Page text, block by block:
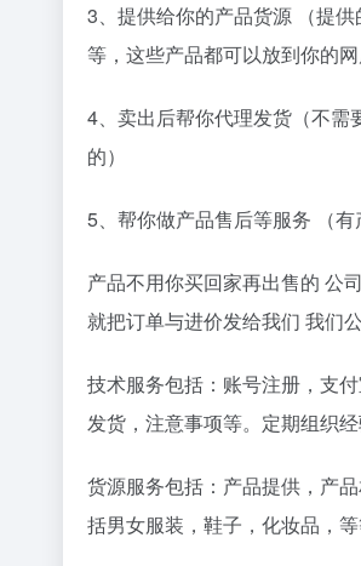
3、提供给你的产品货源 （提
等，这些产品都可以放到你的
4、卖出后帮你代理发货（不需
的）
5、帮你做产品售后等服务 （
产品不用你买回家再出售的 公
就把订单与进价发给我们 我们
技术服务包括：账号注册，支
发货，注意事项等。定期组织
货源服务包括：产品提供，产
括男女服装，鞋子，化妆品，